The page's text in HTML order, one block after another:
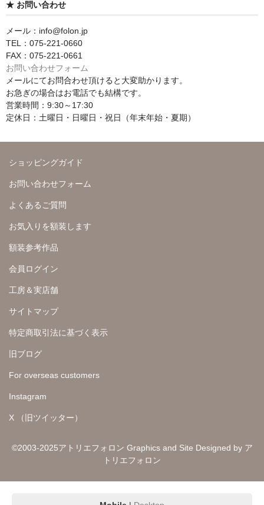
★ お問い合わせ
メール：info@folon.jp
TEL：075-221-0660
FAX：075-221-0661
お問い合わせフォーム
メールにてお問合わせ頂けると大変助かります。
お急ぎの場合はお電話でも結構です。
営業時間：9:30～17:30
定休日：土曜日・日曜日・祝日（年末年始・夏期）
ショッピングガイド
お問い合わせフォーム
よくあるご質問
お気入りを額装します
額装参考作品
会員ログイン
工房＆実店舗
サイトマップ
特定商取引法に基づく表示
旧ブログ
For overseas customers
Instagram
X （旧ツイッター）
©2003-2025アトリエフォロン Graphics and Site Designed by ア
トリエフォロン